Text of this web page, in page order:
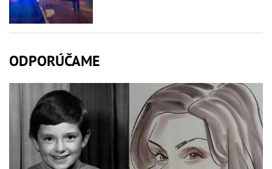
ODPORÚČAME